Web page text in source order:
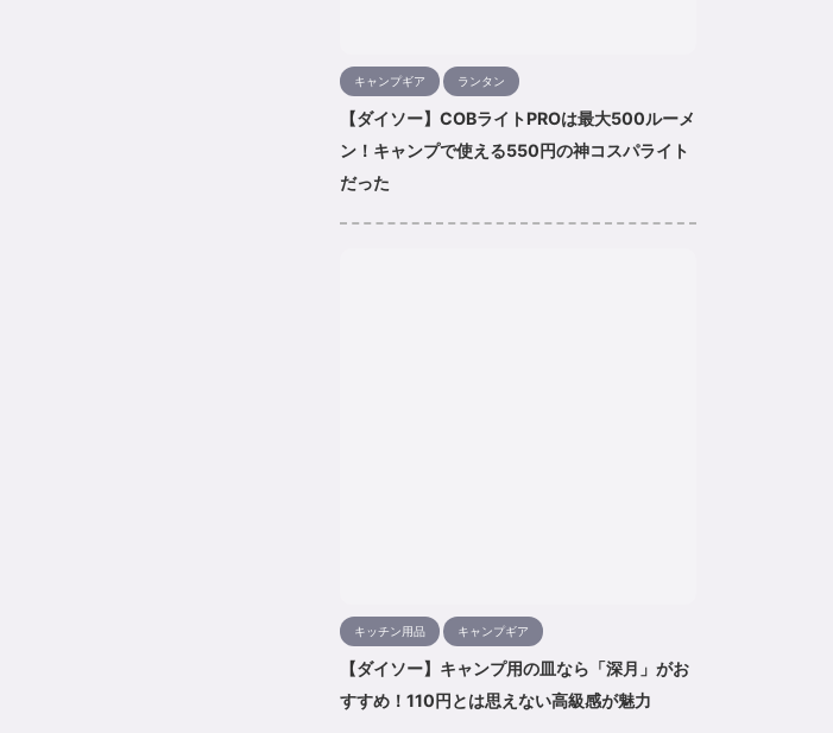
キャンプギア ランタン
【ダイソー】COBライトPROは最大500ルーメ
ン！キャンプで使える550円の神コスパライト
だった
キッチン用品 キャンプギア
【ダイソー】キャンプ用の皿なら「深月」がお
すすめ！110円とは思えない高級感が魅力